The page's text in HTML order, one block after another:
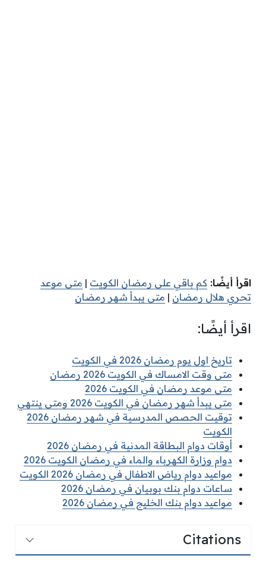
اقرأ أيضًا: كم باقي على رمضان الكويت | متى موعد
تحري هلال رمضان | متى يبدأ شهر رمضان
اقرأ أيضًا:
تاريخ اول يوم رمضان 2026 في الكويت
متى وقت الامساك في الكويت 2026 رمضان
متى موعد رمضان في الكويت 2026
متى يبدأ شهر رمضان في الكويت 2026 ومتى ينتهي
توقيت الحصص المدرسية في شهر رمضان 2026
الكويت
أوقات دوام البطاقة المدنية في رمضان 2026
دوام وزارة الكهرباء والماء في رمضان الكويت 2026
مواعيد دوام رياض الاطفال في رمضان 2026 الكويت
ساعات دوام بنك بوبيان في رمضان 2026
مواعيد دوام بنك الخليج في رمضان 2026
Citations